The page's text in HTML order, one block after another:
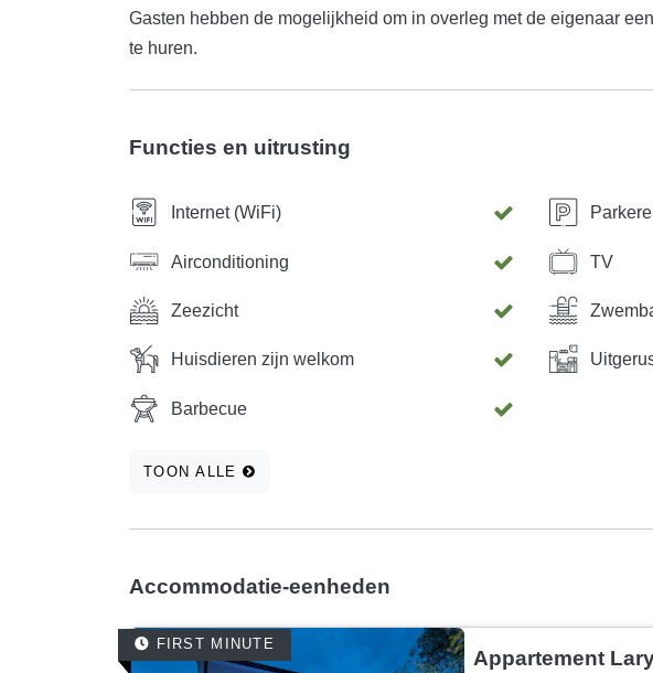
Gasten hebben de mogelijkheid om in overleg met de eigenaar
te huren.
Functies en uitrusting
Internet (WiFi)
Airconditioning TV
Zeezicht
Huisdieren zijn welkom
Barbecue
TOON ALLE
Accommodatie-eenheden
FIRST MINUTE
Appartement